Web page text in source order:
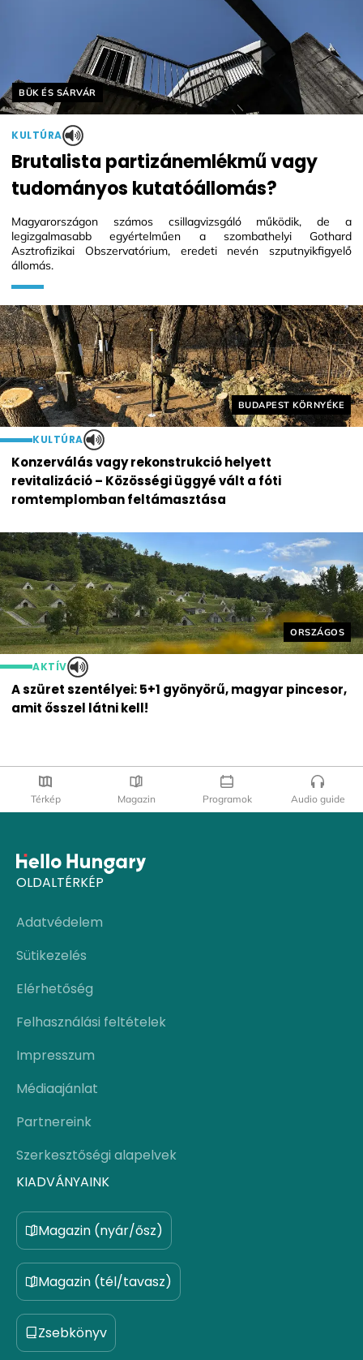
Helyszín címkék:
BUDAPEST KÖRNYÉKE
KULTÚRA
Konzerválás vagy rekonstrukció helyett
revitalizáció – Közösségi üggyé vált a fóti
romtemplomban feltámasztása
Helyszín címkék:
BÜK ÉS SÁRVÁR
KULTÚRA
Brutalista partizánemlékmű vagy
tudományos kutatóállomás?
Magyarországon számos csillagvizsgáló működik, de a
legizgalmasabb egyértelműen a szombathelyi Gothard
Asztrofizikai Obszervatórium, eredeti nevén szputnyikfigyelő
állomás.
Helyszín
ORSZÁGOS
AKTÍV
A szüret szentélyei: 5+1 gyönyörű, magyar pincesor,
amit ősszel látni kell!
Térkép Magazin Programok Audio guide
OLDALTÉRKÉP
Adatvédelem
Sütikezelés
Elérhetőség
Felhasználási feltételek
Impresszum
Médiaajánlat
Partnereink
Szerkesztőségi alapelvek
KIADVÁNYAINK
Magazin (nyár/ősz)
Magazin (tél/tavasz)
Zsebkönyv